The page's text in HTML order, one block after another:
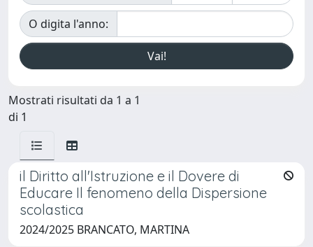
O digita l'anno:
Mostrati risultati da 1 a 1
di 1
il Diritto all'Istruzione e il Dovere di
Educare Il fenomeno della Dispersione
scolastica
2024/2025 BRANCATO, MARTINA